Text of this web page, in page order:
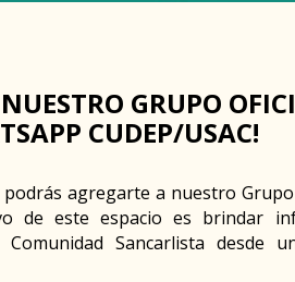
GRUPO
CUDEP/USAC!
agregarte a nuestro
de este espacio es brindar
Sancarlista desde